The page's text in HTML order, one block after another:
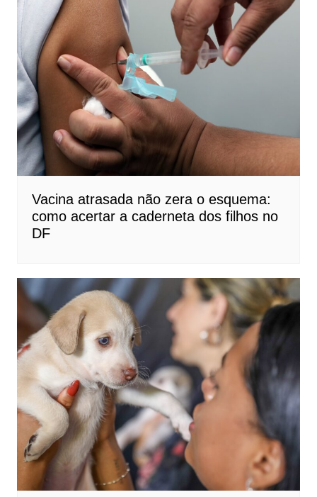
Vacina atrasada não zera o esquema:
como acertar a caderneta dos filhos no
DF